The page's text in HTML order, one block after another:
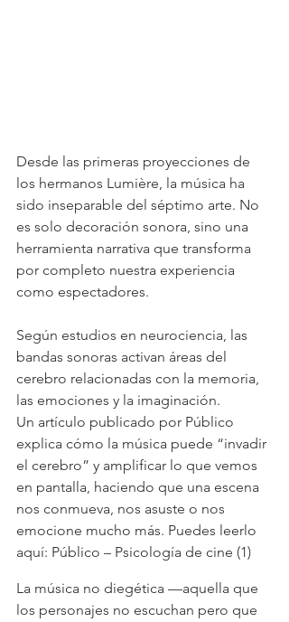
Desde las primeras proyecciones de
los hermanos Lumière, la música ha
sido inseparable del séptimo arte. No
es solo decoración sonora, sino una
herramienta narrativa que transforma
por completo nuestra experiencia
como espectadores.
Según estudios en neurociencia, las
bandas sonoras activan áreas del
cerebro relacionadas con la memoria,
las emociones y la imaginación.
Un artículo publicado por Público
explica cómo la música puede “invadir
el cerebro” y amplificar lo que vemos
en pantalla, haciendo que una escena
nos conmueva, nos asuste o nos
emocione mucho más. Puedes leerlo
aquí: Público – Psicología de cine (1)
La música no diegética —aquella que
los personajes no escuchan pero que